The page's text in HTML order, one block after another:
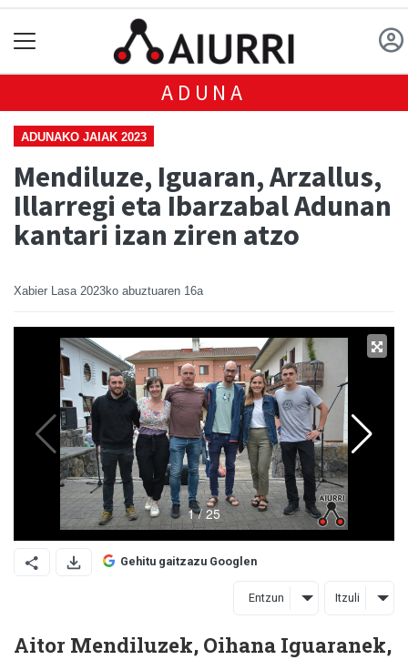
ADUNA
ADUNAKO JAIAK 2023
Mendiluze, Iguaran, Arzallus,
Illarregi eta Ibarzabal Adunan
kantari izan ziren atzo
Xabier Lasa 2023ko abuztuaren 16a
Gehitu gaitzazu Googlen
Entzun Itzuli
Aitor Mendiluzek, Oihana Iguaranek,